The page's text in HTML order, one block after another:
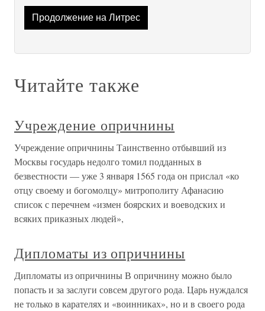
Продолжение на Литрес
Читайте также
Учреждение опричнины
Учреждение опричнины Таинственно отбывший из
Москвы государь недолго томил подданных в
безвестности — уже 3 января 1565 года он прислал «ко
отцу своему и богомолцу» митрополиту Афанасию
список с перечнем «измен боярских и воеводских и
всяких приказных людей»,
Дипломаты из опричнины
Дипломаты из опричнины В опричнину можно было
попасть и за заслуги совсем другого рода. Царь нуждался
не только в карателях и «воинниках», но и в своего рода